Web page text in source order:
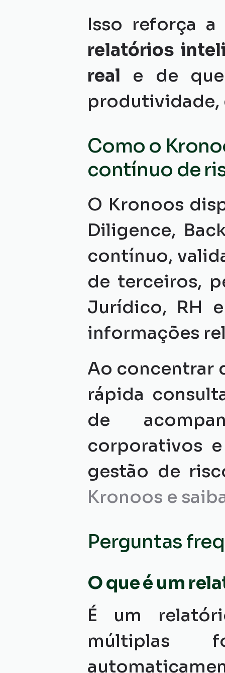
Isso reforça
relatórios
real e de que
produtividade,
Como o
contínuo de
O Kronoos
Diligence,
contínuo,
de terceiros,
Jurídico, RH
informações
Ao concentrar
rápida
de
corporativos
gestão de
Kronoos e
Perguntas
O que é um
É um
múltiplas